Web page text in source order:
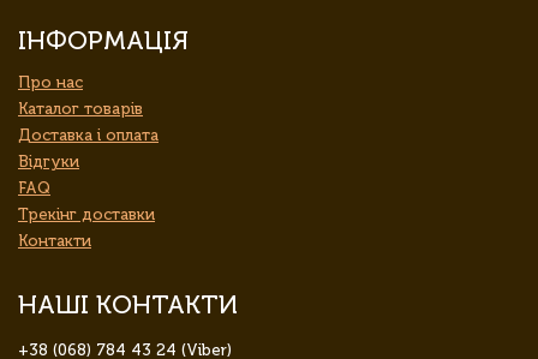
ІНФОРМАЦІЯ
Про нас
Каталог товарів
Доставка і оплата
Відгуки
FAQ
Трекінг доставки
Контакти
НАШІ КОНТАКТИ
+38 (068) 784 43 24 (Viber)